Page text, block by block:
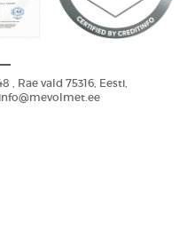
, Rae vald 75316, Eesti,